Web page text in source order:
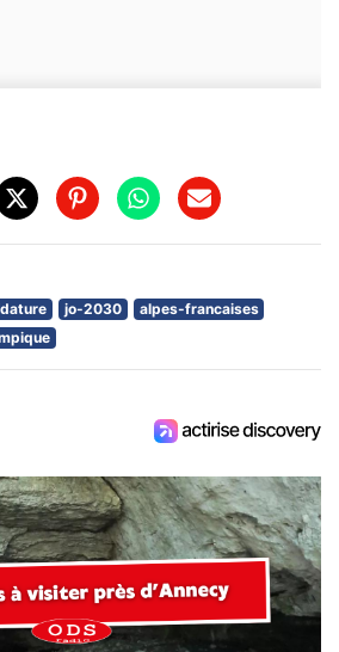
jo-2030
alpes-francaises